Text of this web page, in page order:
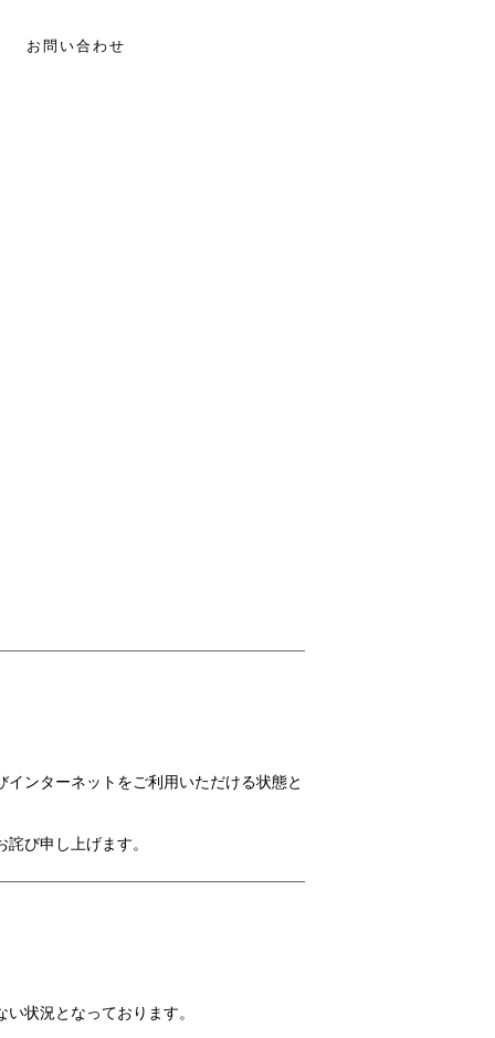
お問い合わせ
ンターネットをご利用いただける状態と
び申し上げます。
状況となっております。